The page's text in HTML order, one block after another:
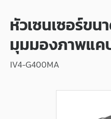
หัวเซนเซอร์ข
มุมมองภาพแค
IV4-G400MA